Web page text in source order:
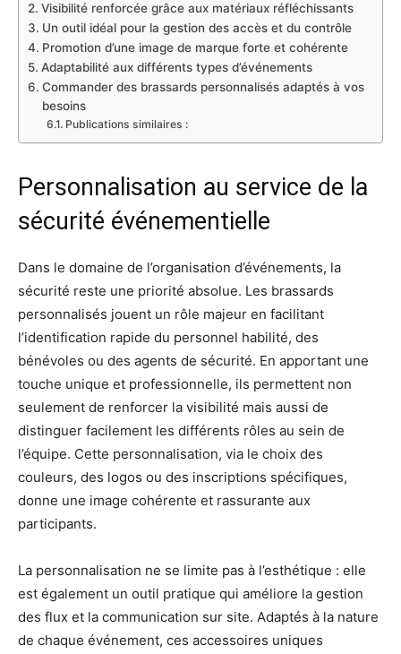
Visibilité renforcée grâce aux matériaux réfléchissants
Un outil idéal pour la gestion des accès et du contrôle
Promotion d’une image de marque forte et cohérente
Adaptabilité aux différents types d’événements
Commander des brassards personnalisés adaptés à vos
besoins
Publications similaires :
Personnalisation au service de la
sécurité événementielle
Dans le domaine de l’organisation d’événements, la
sécurité reste une priorité absolue. Les brassards
personnalisés jouent un rôle majeur en facilitant
l’identification rapide du personnel habilité, des
bénévoles ou des agents de sécurité. En apportant une
touche unique et professionnelle, ils permettent non
seulement de renforcer la visibilité mais aussi de
distinguer facilement les différents rôles au sein de
l’équipe. Cette personnalisation, via le choix des
couleurs, des logos ou des inscriptions spécifiques,
donne une image cohérente et rassurante aux
participants.
La personnalisation ne se limite pas à l’esthétique : elle
est également un outil pratique qui améliore la gestion
des flux et la communication sur site. Adaptés à la nature
de chaque événement, ces accessoires uniques